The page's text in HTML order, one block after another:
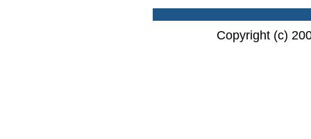
Copyright (c)